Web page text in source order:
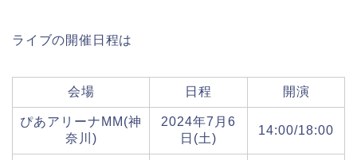
ライブの開催日程は
会場 日程 開演
ぴあアリーナMM(神
奈川)
2024年7月6
日(土)
14:00/18:00